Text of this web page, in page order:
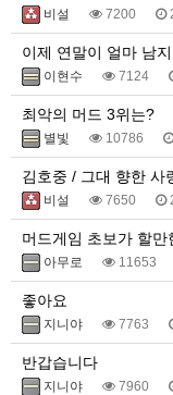
비설 7200
이제 연말이 얼마 남
이현수 7124
최악의 머드 3위는?
별빛 10786
김호중 / 그대 향한 사
비설 7650
머드게임 초보가 할만
아무로 11653
좋아요
지니야 7763
반갑습니다
지니야 7960